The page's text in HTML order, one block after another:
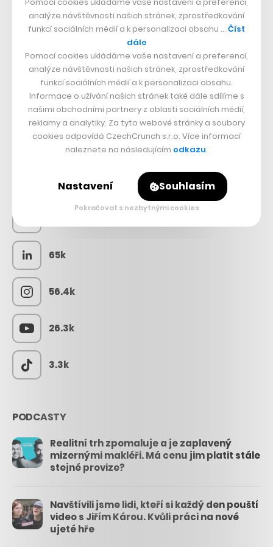
SLEDUJTE NÁS
73k
65k
56.4k
26.3k
3.3k
PODCASTY
Realitní trh zpomaluje a je zaplavený
mizernými makléři. Má cenu jim platit stále
stejné provize?
Navštívili jsme lidi, kteří si každý den pouští
video s Jiřím Károu. Kvůli práci na nové
ujeté hře
analýze návštěvnosti našich stránek, zprostředkování
funkcí sociálních médií a k personalizaci obsahu … Číst
dále
Pomocí cookies ukládáme vaše nastavení a preferencí,
analýze návštěvnosti našich stránek, zprostředkování
funkcí sociálních médií a k personalizaci obsahu.
Informace o užívání našich stránek také dále sdílíme s
našimi obchodními partnery z oblasti sociálních médií,
reklamy a analytiky. Za tyto webové stránky a soubory
cookies odpovídá CzechCrunch s.r.o. Více informací
naleznete na následujícím odkazu.
Nastavení Souhlasím
Pokračovat s nezbytnými cookies